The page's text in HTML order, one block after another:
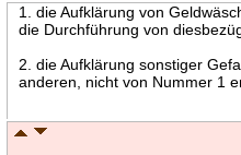
1. die Aufklärung von
die Durchführung von
2. die Aufklärung sonstiger
anderen, nicht von Nummer 1